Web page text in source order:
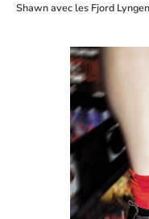
Shawn avec les Fjord